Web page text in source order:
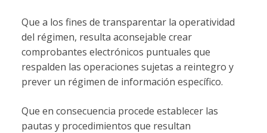
Que a los fines de transparentar la operatividad
del régimen, resulta aconsejable crear
comprobantes electrónicos puntuales que
respalden las operaciones sujetas a reintegro y
prever un régimen de información específico.
Que en consecuencia procede establecer las
pautas y procedimientos que resultan